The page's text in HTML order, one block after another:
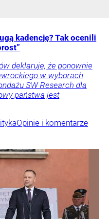
kadencję? Tak ocenili
deklaruje, że ponownie
w wyborach
SW Research dla
państwa jest
Opinie i komentarze